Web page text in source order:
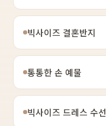
빅사이즈 결혼반지
통통한 손 예물
빅사이즈 드레스 수선